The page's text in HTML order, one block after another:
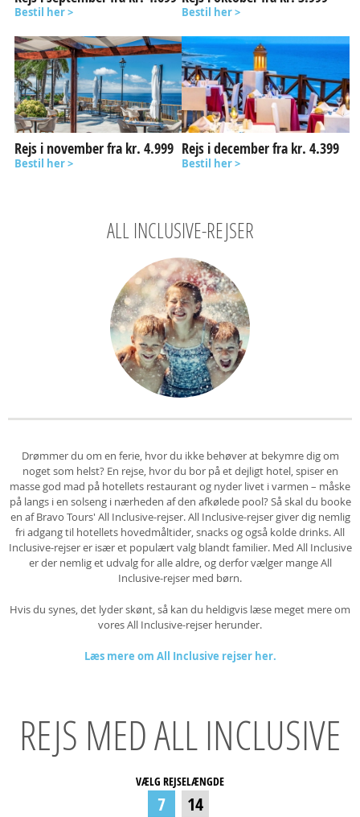
Bestil her > Bestil her >
Rejs i november fra kr. 4.999
Bestil her >
Rejs i december fra kr. 4.399
Bestil her >
ALL INCLUSIVE-REJSER
Drømmer du om en ferie, hvor du ikke behøver at bekymre dig om
noget som helst? En rejse, hvor du bor på et dejligt hotel, spiser en
masse god mad på hotellets restaurant og nyder livet i varmen – måske
på langs i en solseng i nærheden af den afkølede pool? Så skal du booke
en af Bravo Tours' All Inclusive-rejser. All Inclusive-rejser giver dig nemlig
fri adgang til hotellets hovedmåltider, snacks og også kolde drinks. All
Inclusive-rejser er især et populært valg blandt familier. Med All Inclusive
er der nemlig et udvalg for alle aldre, og derfor vælger mange All
Inclusive-rejser med børn.
Hvis du synes, det lyder skønt, så kan du heldigvis læse meget mere om
vores All Inclusive-rejser herunder.
Læs mere om All Inclusive rejser her.
REJS MED ALL INCLUSIVE
VÆLG REJSELÆNGDE
7 14